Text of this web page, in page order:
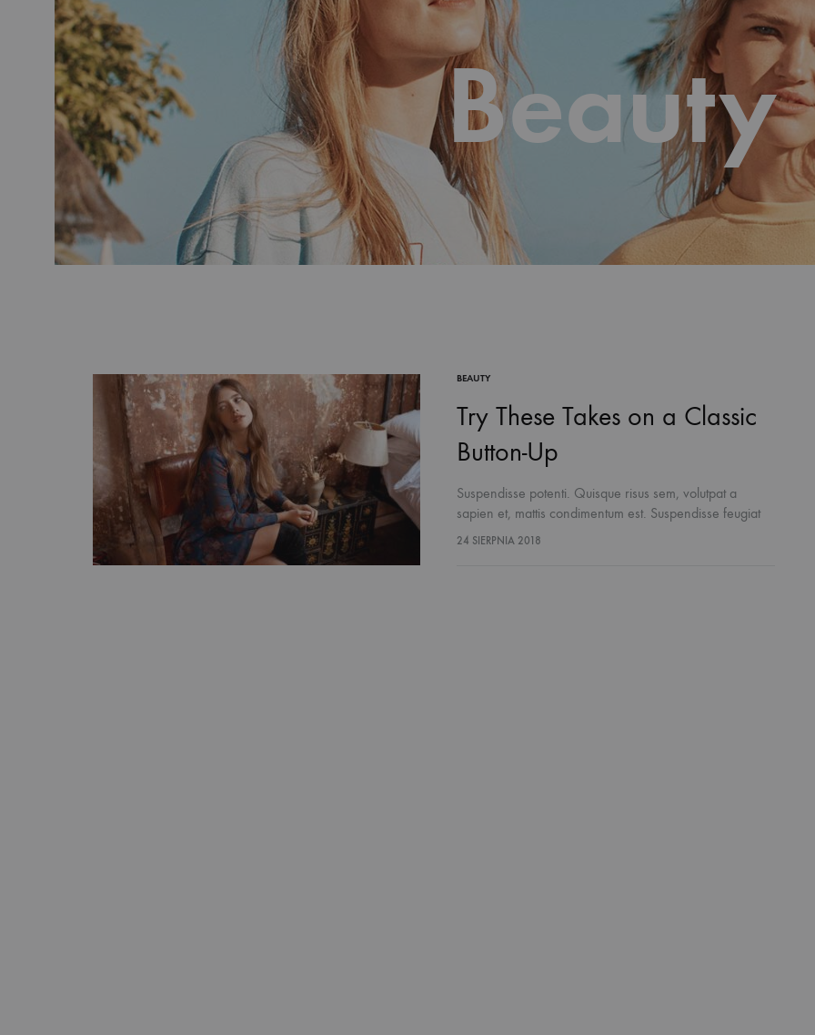
Beauty
BEAUTY
Try These Takes on a Classic
Button-Up
Suspendisse potenti. Quisque risus sem, volutpat a
sapien et, mattis condimentum est. Suspendisse feugiat
cursus turpis, et porta lectus euismod accumsan. Nam
24 SIERPNIA 2018